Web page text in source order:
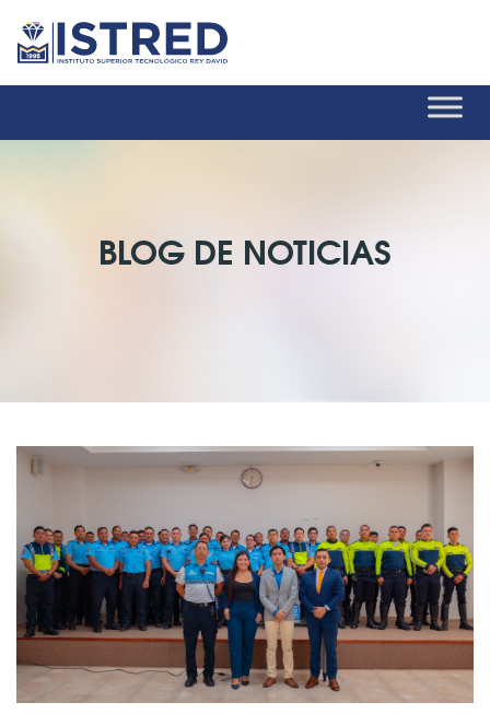
BLOG DE NOTICIAS